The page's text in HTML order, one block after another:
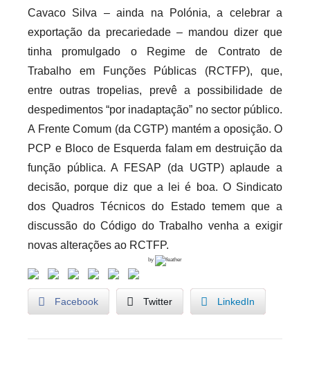
Cavaco Silva – ainda na Polónia, a celebrar a
exportação da precariedade – mandou dizer que
tinha promulgado o Regime de Contrato de
Trabalho em Funções Públicas (RCTFP), que,
entre outras tropelias, prevê a possibilidade de
despedimentos “por inadaptação” no sector público.
A Frente Comum (da CGTP) mantém a oposição. O
PCP e Bloco de Esquerda falam em destruição da
função pública. A FESAP (da UGTP) aplaude a
decisão, porque diz que a lei é boa. O Sindicato
dos Quadros Técnicos do Estado temem que a
discussão do Código do Trabalho venha a exigir
novas alterações ao RCTFP.
by
Facebook Twitter LinkedIn